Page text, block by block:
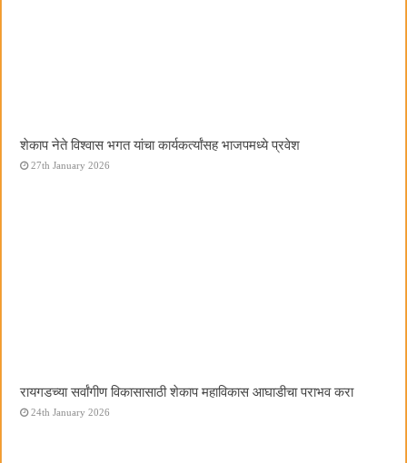
शेकाप नेते विश्वास भगत यांचा कार्यकर्त्यांसह भाजपमध्ये प्रवेश
27th January 2026
रायगडच्या सर्वांगीण विकासासाठी शेकाप महाविकास आघाडीचा पराभव करा
24th January 2026